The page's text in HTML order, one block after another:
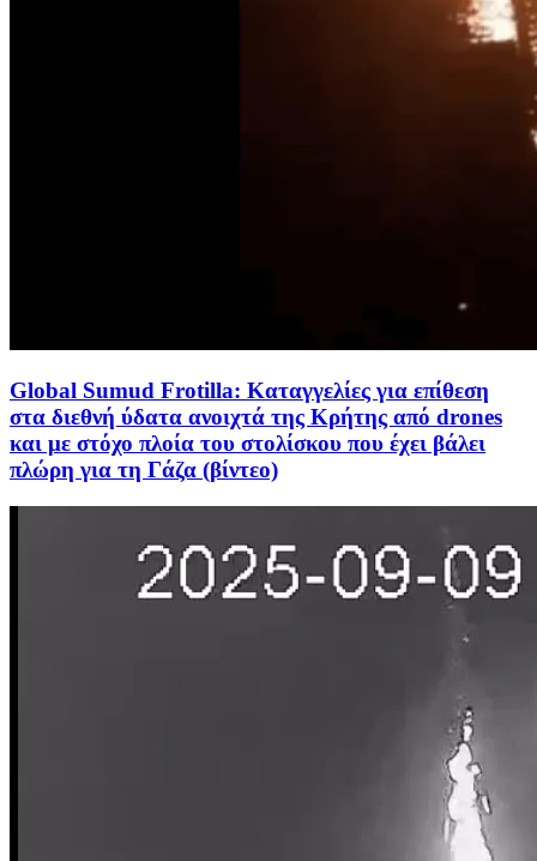
Global Sumud Frotilla: Καταγγελίες για επίθεση
στα διεθνή ύδατα ανοιχτά της Κρήτης από drones
και με στόχο πλοία του στολίσκου που έχει βάλει
πλώρη για τη Γάζα (βίντεο)